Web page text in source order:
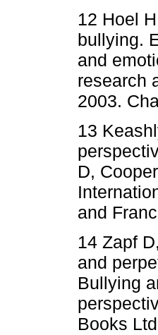
12 Hoel
bullying.
and
research
2003.
13
D,
and
14 Zapf
and
Bullying
Books